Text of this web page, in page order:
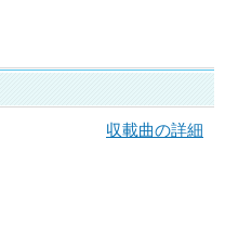
収載曲の詳細